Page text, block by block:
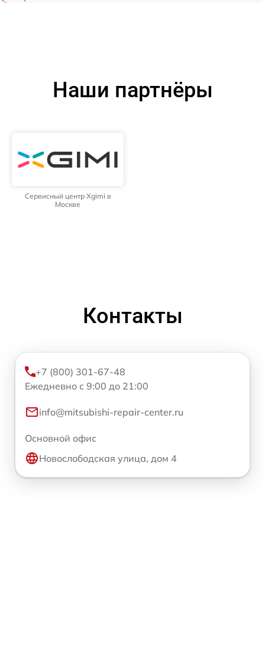
Наши партнёры
Сервисный центр Xgimi в
Москве
Контакты
+7 (800) 301-67-48
Ежедневно с 9:00 до 21:00
info@mitsubishi-repair-center.ru
Основной офис
Новослободская улица, дом 4